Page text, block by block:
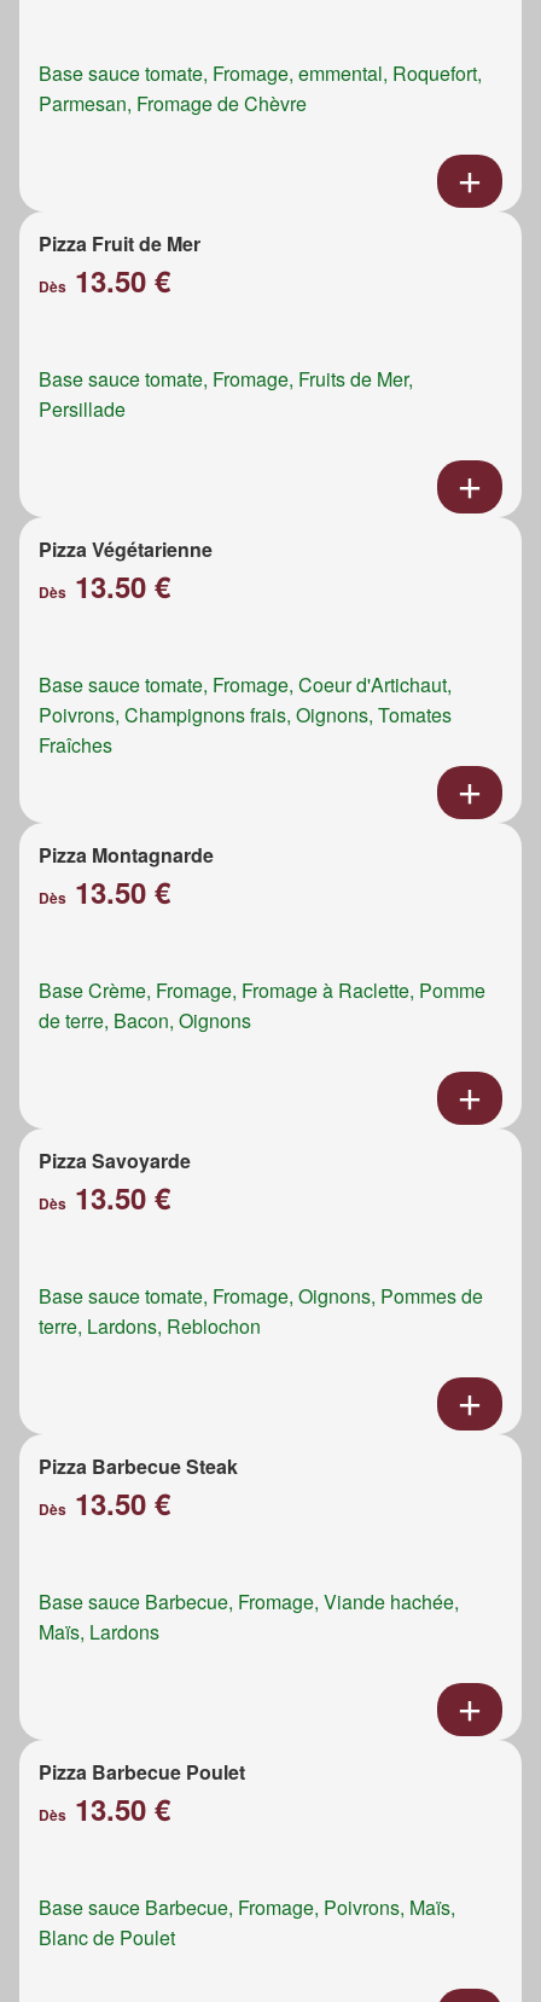
Base sauce tomate, Fromage, emmental, Roquefort,
Parmesan, Fromage de Chèvre
Pizza Fruit de Mer
Dès 13.50 €
Base sauce tomate, Fromage, Fruits de Mer,
Persillade
Pizza Végétarienne
Dès 13.50 €
Base sauce tomate, Fromage, Coeur d'Artichaut,
Poivrons, Champignons frais, Oignons, Tomates
Fraîches
Pizza Montagnarde
Dès 13.50 €
Base Crème, Fromage, Fromage à Raclette, Pomme
de terre, Bacon, Oignons
Pizza Savoyarde
Dès 13.50 €
Base sauce tomate, Fromage, Oignons, Pommes de
terre, Lardons, Reblochon
Pizza Barbecue Steak
Dès 13.50 €
Base sauce Barbecue, Fromage, Viande hachée,
Maïs, Lardons
Pizza Barbecue Poulet
Dès 13.50 €
Base sauce Barbecue, Fromage, Poivrons, Maïs,
Blanc de Poulet